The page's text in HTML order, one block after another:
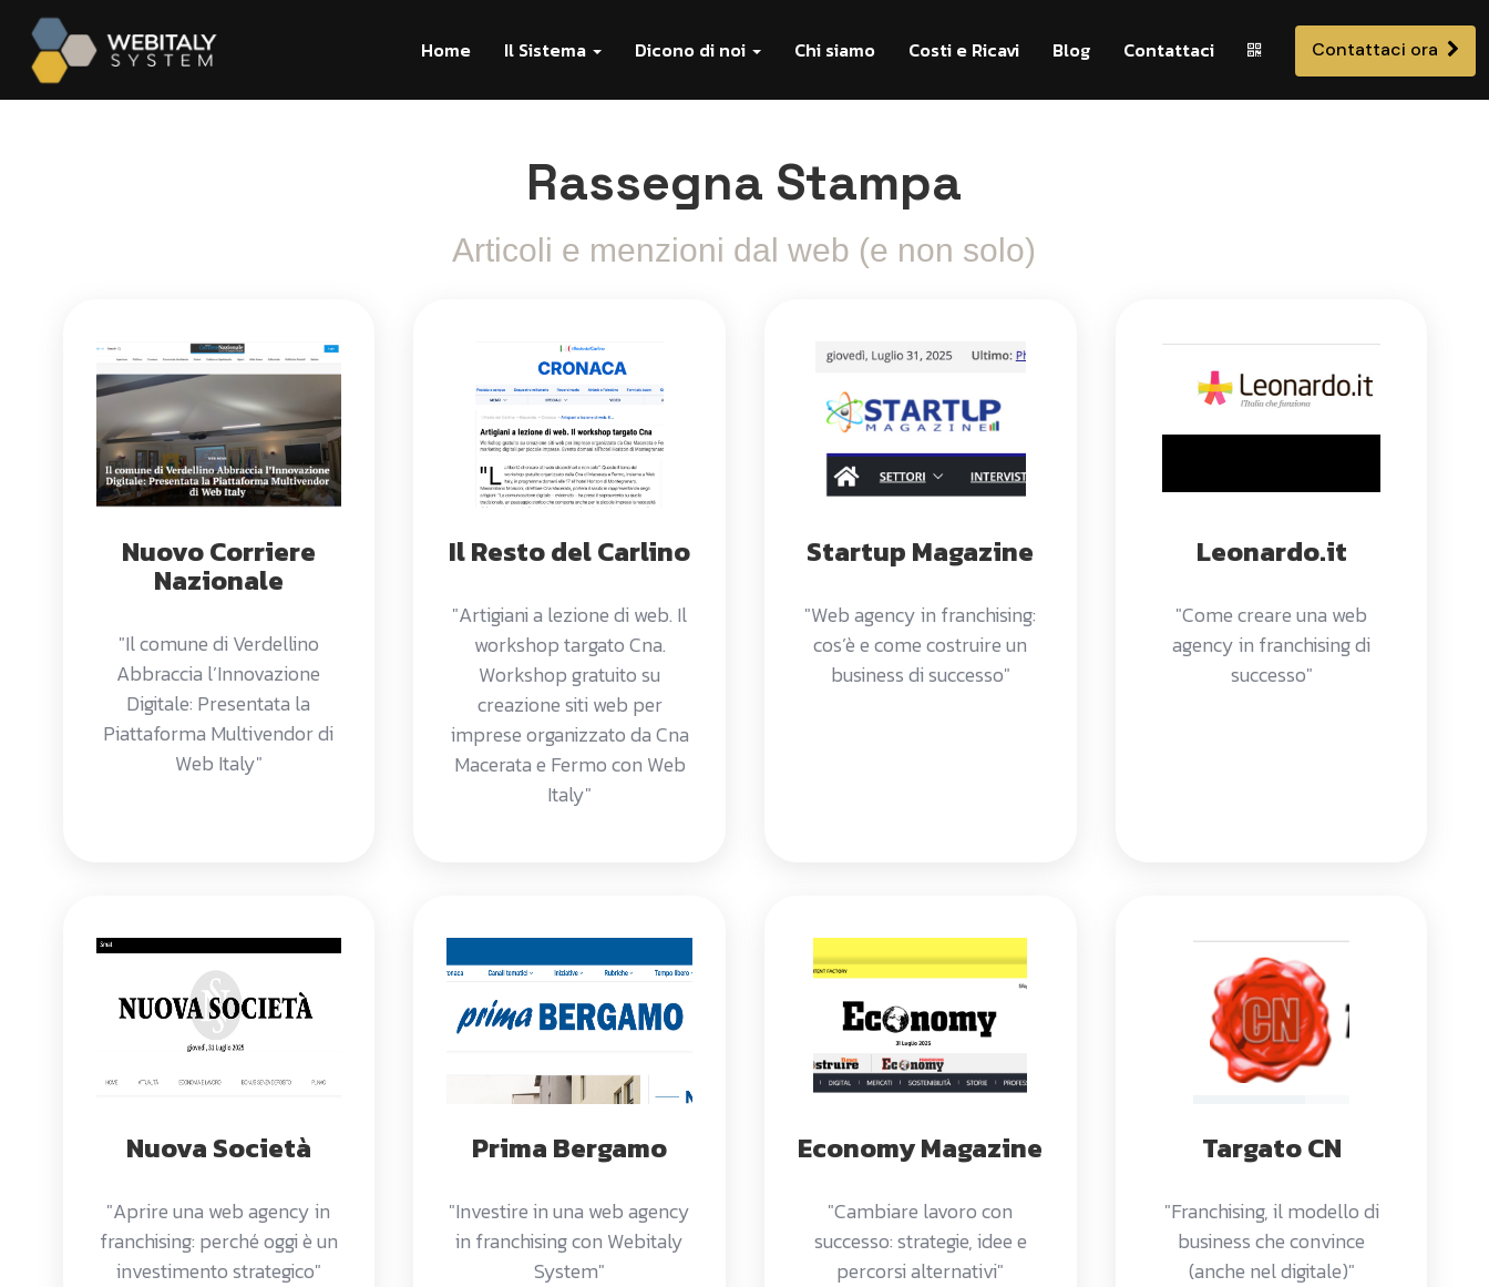
Home Il Sistema Dicono di noi Chi siamo Costi e Ricavi Blog Contattaci Contattaci ora
Rassegna Stampa
Articoli e menzioni dal web (e non solo)
Nuovo Corriere
Nazionale
"Il comune di Verdellino
Abbraccia l’Innovazione
Digitale: Presentata la
Piattaforma Multivendor di
Web Italy"
Il Resto del Carlino
"Artigiani a lezione di web. Il
workshop targato Cna.
Workshop gratuito su
creazione siti web per
imprese organizzato da Cna
Macerata e Fermo con Web
Italy"
Startup Magazine
"Web agency in franchising:
cos’è e come costruire un
business di successo"
Leonardo.it
"Come creare una web
agency in franchising di
successo"
Nuova Società
"Aprire una web agency in
franchising: perché oggi è un
investimento strategico"
Prima Bergamo
"Investire in una web agency
in franchising con Webitaly
System"
Economy Magazine
"Cambiare lavoro con
successo: strategie, idee e
percorsi alternativi"
Targato CN
"Franchising, il modello di
business che convince
(anche nel digitale)"